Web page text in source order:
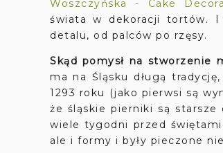
Woszczyńska - Cake
świata w dekoracji tortów.
detalu, od palców po rzęsy.
Skąd pomysł na stworzenie
ma na Śląsku długą
1293 roku (jako pierwsi są
że śląskie pierniki są
wiele tygodni przed
ale i formy i były pieczone